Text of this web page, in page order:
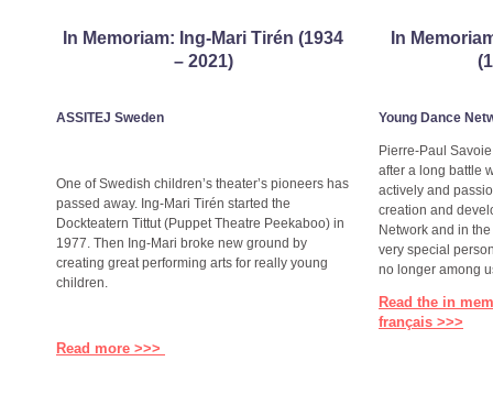
In Memoriam: Ing-Mari Tirén (1934
– 2021)
ASSITEJ Sweden
One of Swedish children’s theater’s pioneers has
passed away. Ing-Mari Tirén started the
Dockteatern Tittut (Puppet Theatre Peekaboo) in
1977. Then Ing-Mari broke new ground by
creating great performing arts for really young
children.
Read more >>>
In
Young Dance
Pierre-Paul
after a long battle
actively and
creation and
Network and in
very special
no longer among
Read the in
français >>>